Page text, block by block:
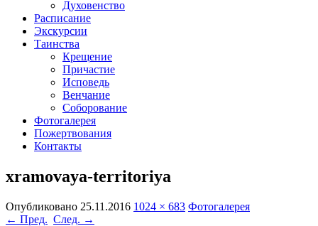
Духовенство
Расписание
Экскурсии
Таинства
Крещение
Причастие
Исповедь
Венчание
Соборование
Фотогалерея
Пожертвования
Контакты
xramovaya-territoriya
Опубликовано 25.11.2016 1024 × 683 Фотогалерея
← Пред. След. →